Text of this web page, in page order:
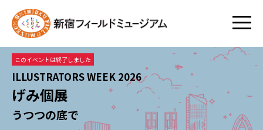
このイベントは終了しました
ILLUSTRATORS WEEK 2026
げみ個展
うつつの底で